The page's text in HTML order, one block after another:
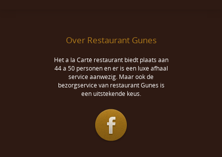
Over Restaurant Gunes
Het a la Carté restaurant biedt plaats aan
44 a 50 personen en er is een luxe afhaal
service aanwezig. Maar ook de
bezorgservice van restaurant Gunes is
een uitstekende keus.